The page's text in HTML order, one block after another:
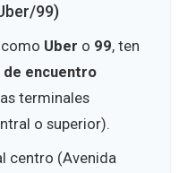
99)
Uber o 99, ten
de encuentro
terminales
o superior).
centro (Avenida